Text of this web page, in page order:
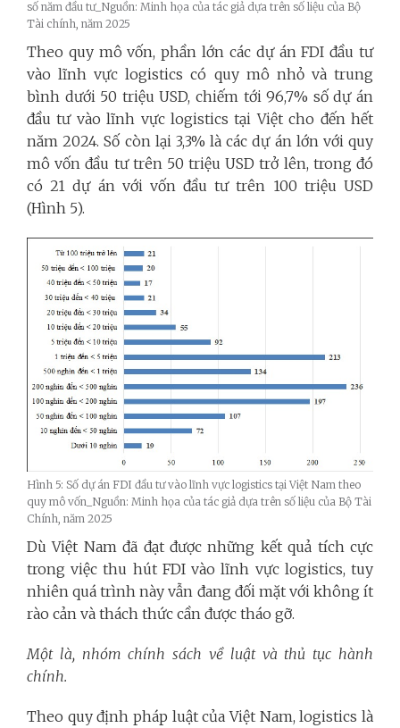
số năm đầu tư_Nguồn: Minh họa của tác giả dựa trên số liệu của Bộ
Tài chính, năm 2025
Theo quy mô vốn, phần lớn các dự án FDI đầu tư
vào lĩnh vực logistics có quy mô nhỏ và trung
bình dưới 50 triệu USD, chiếm tới 96,7% số dự án
đầu tư vào lĩnh vực logistics tại Việt cho đến hết
năm 2024. Số còn lại 3,3% là các dự án lớn với quy
mô vốn đầu tư trên 50 triệu USD trở lên, trong đó
có 21 dự án với vốn đầu tư trên 100 triệu USD
(Hình 5).
Hình 5: Số dự án FDI đầu tư vào lĩnh vực logistics tại Việt Nam theo
quy mô vốn_Nguồn: Minh họa của tác giả dựa trên số liệu của Bộ Tài
Chính, năm 2025
Dù Việt Nam đã đạt được những kết quả tích cực
trong việc thu hút FDI vào lĩnh vực logistics, tuy
nhiên quá trình này vẫn đang đối mặt với không ít
rào cản và thách thức cần được tháo gỡ.
Một là, nhóm chính sách về luật và thủ tục hành
chính.
Theo quy định pháp luật của Việt Nam, logistics là